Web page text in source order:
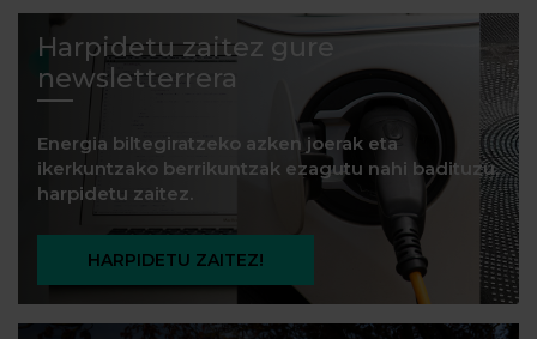
Harpidetu zaitez gure
newsletterrera
Energia biltegiratzeko azken joerak eta
ikerkuntzako berrikuntzak ezagutu nahi badituzu,
harpidetu zaitez.
HARPIDETU ZAITEZ!